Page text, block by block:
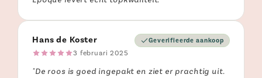
Hans de Koster
3 februari 2025
Geverifieerde aankoop
"De roos is goed ingepakt en ziet er prachtig uit.